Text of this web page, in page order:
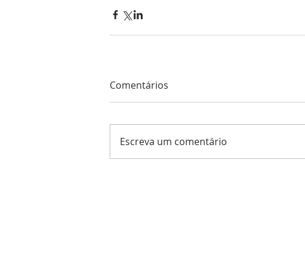
Comentários
Escreva um comentário